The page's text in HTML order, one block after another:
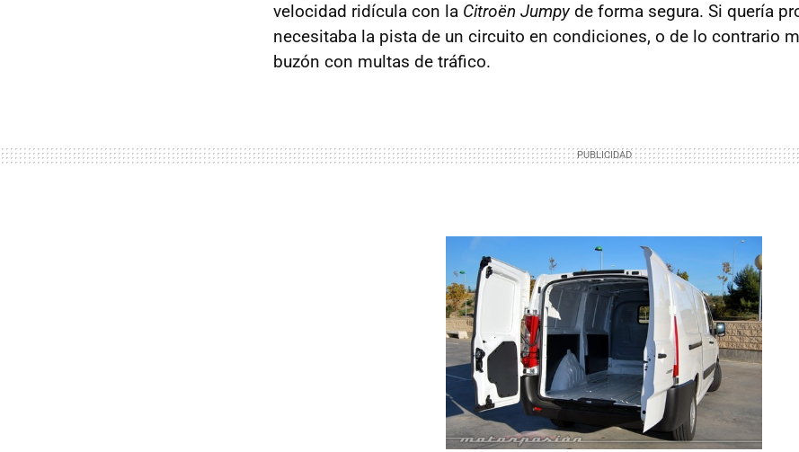
velocidad ridícula con la Citroën Jumpy de forma segura. Si quería
necesitaba la pista de un circuito en condiciones, o de lo contrario
buzón con multas de tráfico.